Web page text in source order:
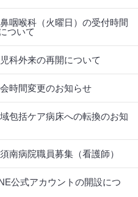
咽喉科（火曜日）の受付時間
ついて
科外来の再開について
時間変更のお知らせ
包括ケア病床への転換のお知
南病院職員募集（看護師）
公式アカウントの開設につ